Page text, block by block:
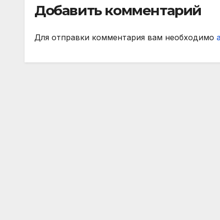
МАТЧ ПРЕМЬЕР
Добавить комментарий
Для отправки комментария вам необходимо